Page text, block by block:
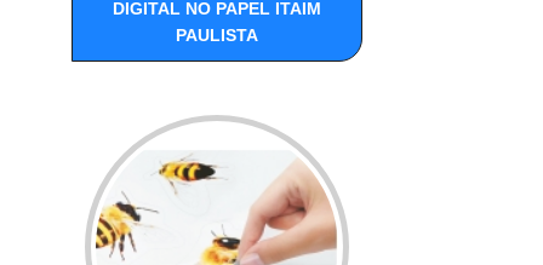
DIGITAL NO PAPEL ITAIM
PAULISTA